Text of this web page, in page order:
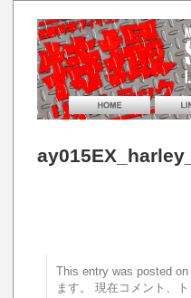
This entry was posted
ます。 現在コメント、